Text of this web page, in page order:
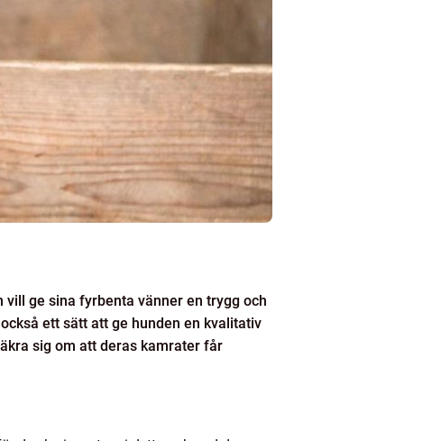
ge sina fyrbenta vänner en trygg och
ett sätt att ge hunden en kvalitativ
sig om att deras kamrater får